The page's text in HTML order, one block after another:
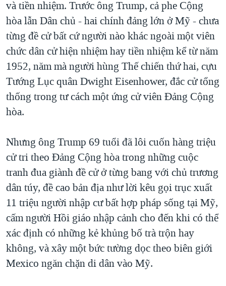
và tiền nhiệm. Trước ông Trump, cả phe Cộng
hòa lẫn Dân chủ - hai chính đảng lớn ở Mỹ - chưa
từng đề cử bất cứ người nào khác ngoài một viên
chức dân cử hiện nhiệm hay tiền nhiệm kể từ năm
1952, năm mà người hùng Thế chiến thứ hai, cựu
Tướng Lục quân Dwight Eisenhower, đắc cử tổng
thống trong tư cách một ứng cử viên Đảng Cộng
hòa.
Nhưng ông Trump 69 tuổi đã lôi cuốn hàng triệu
cử tri theo Đảng Cộng hòa trong những cuộc
tranh đua giành đề cử ở từng bang với chủ trương
dân túy, đề cao bản địa như lời kêu gọi trục xuất
11 triệu người nhập cư bất hợp pháp sống tại Mỹ,
cấm người Hồi giáo nhập cảnh cho đến khi có thể
xác định có những kẻ khủng bố trà trộn hay
không, và xây một bức tường dọc theo biên giới
Mexico ngăn chặn di dân vào Mỹ.